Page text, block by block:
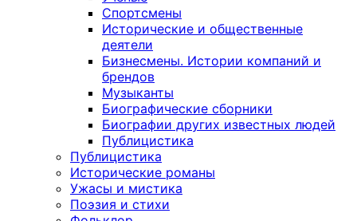
Спортсмены
Исторические и общественные
деятели
Бизнесмены. Истории компаний и
брендов
Музыканты
Биографические сборники
Биографии других известных людей
Публицистика
Публицистика
Исторические романы
Ужасы и мистика
Поэзия и стихи